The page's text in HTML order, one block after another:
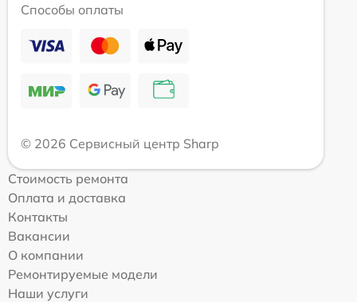
Способы оплаты
© 2026 Сервисный центр Sharp
Стоимость ремонта
Оплата и доставка
Контакты
Вакансии
О компании
Ремонтируемые модели
Наши услуги